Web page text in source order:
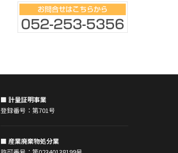
■ 計量証明事業
登録番号：第701号
■ 産業廃棄物処分業